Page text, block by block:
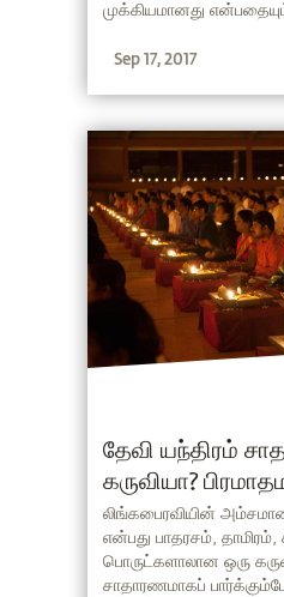
முக்கியமானது
Sep 17, 2017
தேவி யந்திரம்
கருவியா?
தன்மையா?
லிங்கபைரவியின்
என்பது பாதரசம்,
பொருட்களாலான ஒரு
சாதாரணமாகப்